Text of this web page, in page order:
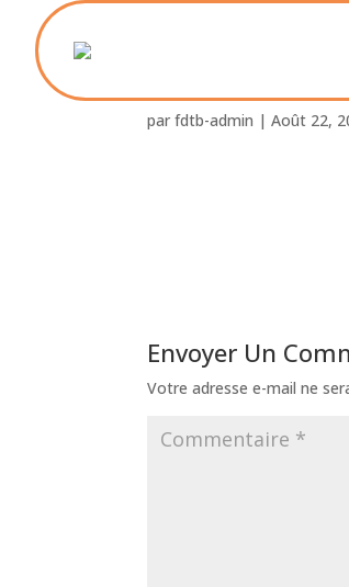
parfdtb-admin |Août 22,
Envoyer Un
Votre adresse e-mail ne